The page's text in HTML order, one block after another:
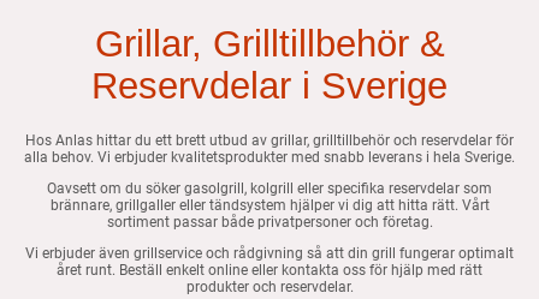
Grillar, Grilltillbehör &
Reservdelar i Sverige
Hos Anlas hittar du ett brett utbud av grillar, grilltillbehör och reservdelar för
alla behov. Vi erbjuder kvalitetsprodukter med snabb leverans i hela Sverige.
Oavsett om du söker gasolgrill, kolgrill eller specifika reservdelar som
brännare, grillgaller eller tändsystem hjälper vi dig att hitta rätt. Vårt
sortiment passar både privatpersoner och företag.
Vi erbjuder även grillservice och rådgivning så att din grill fungerar optimalt
året runt. Beställ enkelt online eller kontakta oss för hjälp med rätt
produkter och reservdelar.